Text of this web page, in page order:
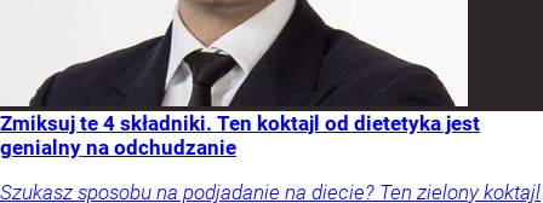
Zmiksuj te 4 składniki. Ten koktajl od dietetyka jest
genialny na odchudzanie
Szukasz sposobu na podjadanie na diecie? Ten zielony koktajl